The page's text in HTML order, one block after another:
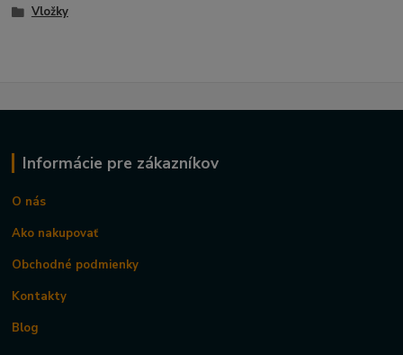
Vložky
Informácie pre zákazníkov
O nás
Ako nakupovať
Obchodné podmienky
Kontakty
Blog